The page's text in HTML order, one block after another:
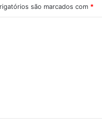
são marcados com *